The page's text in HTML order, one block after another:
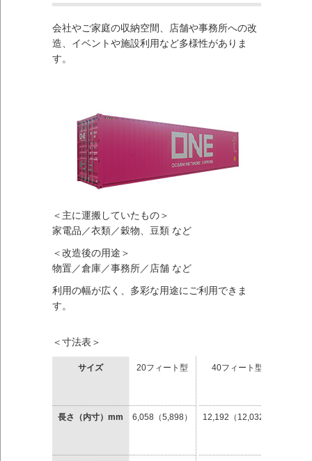
会社やご家庭の収納空間、店舗や事務所への改
造、イベントや施設利用など多様性がありま
す。
＜主に運搬していたもの＞
家電品／衣類／穀物、豆類 など
＜改造後の用途＞
物置／倉庫／事務所／店舗 など
利用の幅が広く、多彩な用途にご利用できま
す。
＜寸法表＞
サイズ
長さ（内寸）mm
20フィート型
6,058（5,898）
40フィート型
12,192（12,032）